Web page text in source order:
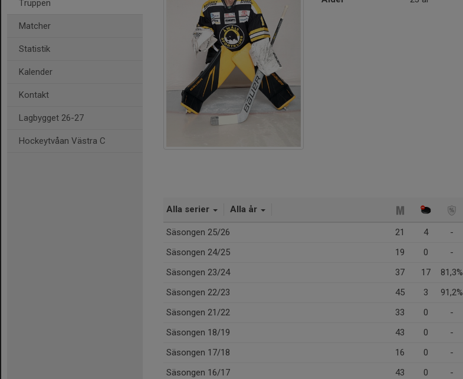
Truppen
Matcher
Statistik
Kalender
Kontakt
Lagbygget 26-27
Hockeytvåan Västra C
Alla serier Alla år
Säsongen 25/26 21 4 -
Säsongen 24/25
19 0 -
Säsongen 23/24
37 17 81,3%
Säsongen 22/23
45 3 91,2%
Säsongen 21/22
33 0 -
Säsongen 18/19
43 0 -
Säsongen 17/18
16 0 -
Säsongen 16/17
43 0 -